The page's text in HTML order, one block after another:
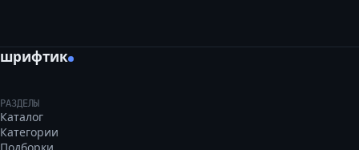
шрифтик
РАЗДЕЛЫ
Каталог
Категории